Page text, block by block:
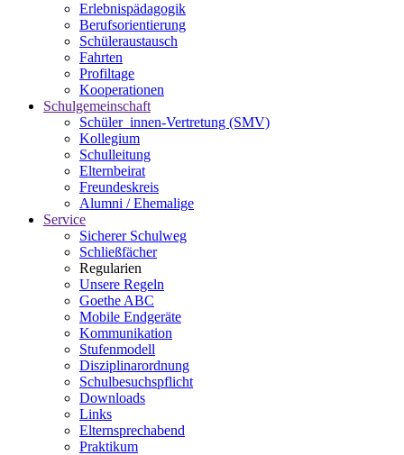
Erlebnispädagogik
Berufsorientierung
Schüleraustausch
Fahrten
Profiltage
Kooperationen
Schulgemeinschaft
Schüler_innen-Vertretung (SMV)
Kollegium
Schulleitung
Elternbeirat
Freundeskreis
Alumni / Ehemalige
Service
Sicherer Schulweg
Schließfächer
Regularien
Unsere Regeln
Goethe ABC
Mobile Endgeräte
Kommunikation
Stufenmodell
Disziplinarordnung
Schulbesuchspflicht
Downloads
Links
Elternsprechabend
Praktikum